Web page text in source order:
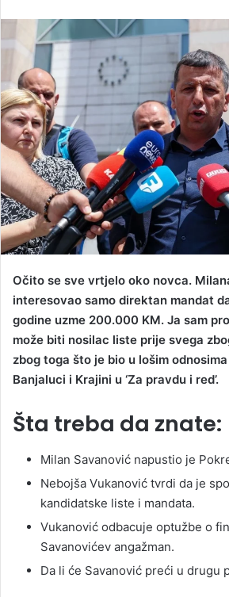
n
n
e
i
l
Očito se sve vrtjelo oko novca.
interesovao samo direktan mandat
godine uzme 200.000 KM. Ja sam
može biti nosilac liste prije svega
zbog toga što je bio u lošim
Banjaluci i Krajini u ‘Za pravdu i red’.
Šta treba da znate:
Milan Savanović napustio je
Nebojša Vukanović tvrdi da je
kandidatske liste i mandata.
Vukanović odbacuje optužbe o
Savanovićev angažman.
Da li će Savanović preći u drugu